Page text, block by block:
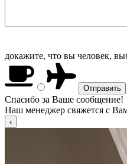
докажите, что вы человек,
Спасибо за Ваше сообщение!
Наш менеджер свяжется с